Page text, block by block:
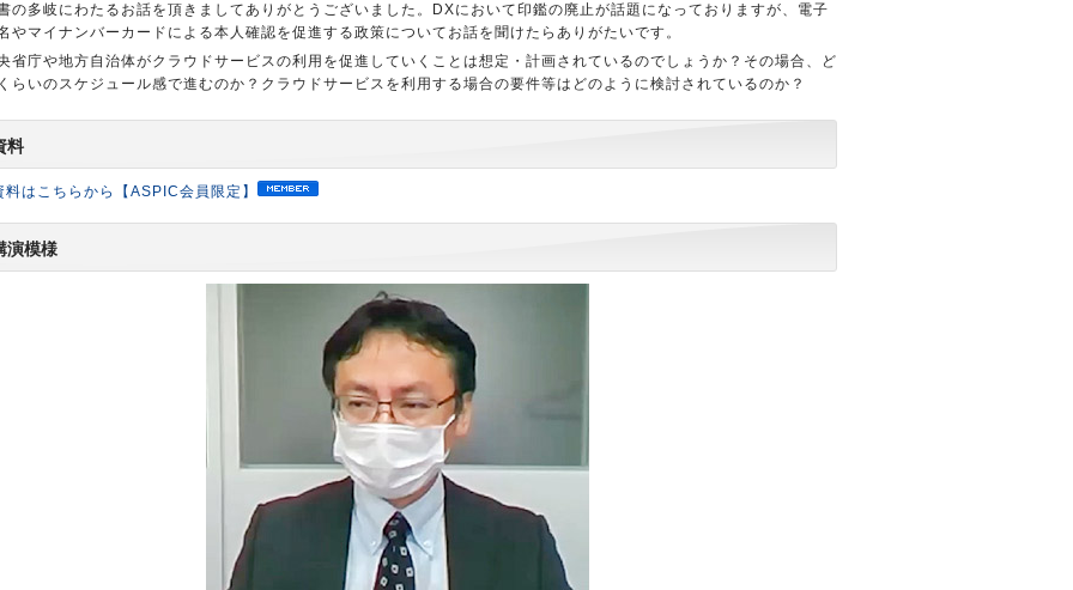
の多岐にわたるお話を頂きましてありがとうございました。DXにおいて印鑑の廃止が話題になっておりますが、電子
やマイナンバーカードによる本人確認を促進する政策についてお話を聞けたらありがたいです。
省庁や地方自治体がクラウドサービスの利用を促進していくことは想定・計画されているのでしょうか？その場合、ど
らいのスケジュール感で進むのか？クラウドサービスを利用する場合の要件等はどのように検討されているのか？
料
料はこちらから【ASPIC会員限定】
演模様